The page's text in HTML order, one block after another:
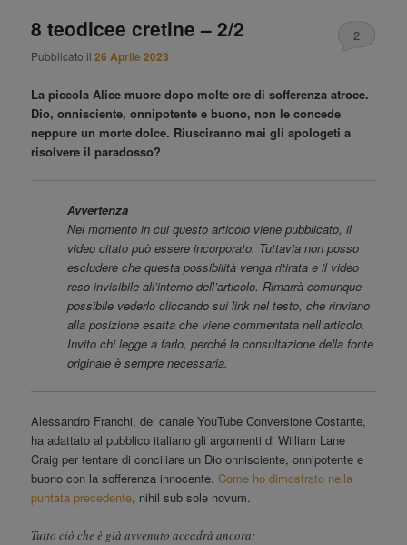
8 teodicee cretine – 2/2
Pubblicato il26 Aprile 2023
2
La piccola Alice muore dopo molte ore di sofferenza atroce.
Dio, onnisciente, onnipotente e buono, non le concede
neppure un morte dolce. Riusciranno mai gli apologeti a
risolvere il paradosso?
Avvertenza
Nel momento in cui questo articolo viene pubblicato, il
video citato può essere incorporato. Tuttavia non posso
escludere che questa possibilità venga ritirata e il video
reso invisibile all’interno dell’articolo. Rimarrà comunque
possibile vederlo cliccando sui link nel testo, che rinviano
alla posizione esatta che viene commentata nell’articolo.
Invito chi legge a farlo, perché la consultazione della fonte
originale è sempre necessaria.
Alessandro Franchi, del canale YouTube Conversione Costante,
ha adattato al pubblico italiano gli argomenti di William Lane
Craig per tentare di conciliare un Dio onnisciente, onnipotente e
buono con la sofferenza innocente.Come ho dimostrato nella
puntata precedente, nihil sub sole novum.
Tutto ciò che è già avvenuto accadrà ancora;